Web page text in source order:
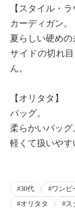
【スタイル・ラ
カーディガン。
夏らしい硬めの
サイドの切れ
ん。
【オリタタ】
バッグ。
柔らかいバッグ
軽くて扱いや
30代 ワンピ
オリタタ
ス